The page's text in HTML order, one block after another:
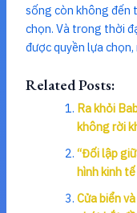
sống còn không đến
chọn. Và trong thời
được quyền lựa
Related Posts:
Ra khỏi
không rời
“Đối lập
hình kinh
Cửa biển